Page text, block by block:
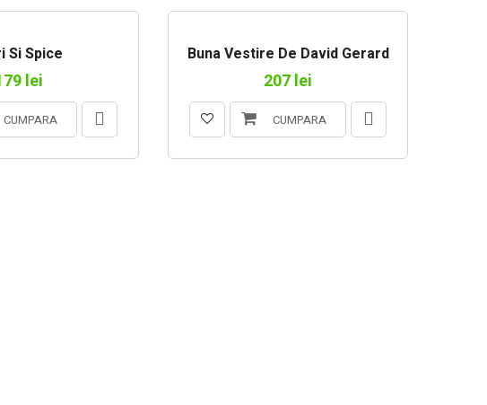
Si Spice
lei
CUMPARA
Buna Vestire De David Gerard
207 lei
CUMPARA